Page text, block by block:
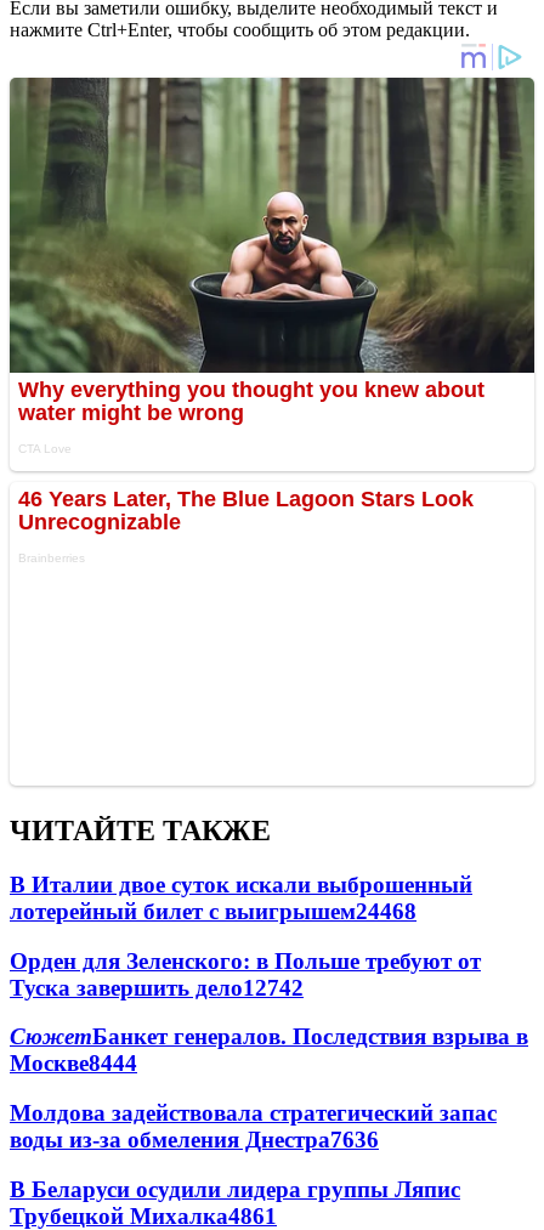
Если вы заметили ошибку, выделите необходимый текст и
нажмите Ctrl+Enter, чтобы сообщить об этом редакции.
ЧИТАЙТЕ ТАКЖЕ
В Италии двое суток искали выброшенный
лотерейный билет с выигрышем24468
Орден для Зеленского: в Польше требуют от
Туска завершить дело12742
СюжетБанкет генералов. Последствия взрыва в
Москве8444
Молдова задействовала стратегический запас
воды из-за обмеления Днестра7636
В Беларуси осудили лидера группы Ляпис
Трубецкой Михалка4861